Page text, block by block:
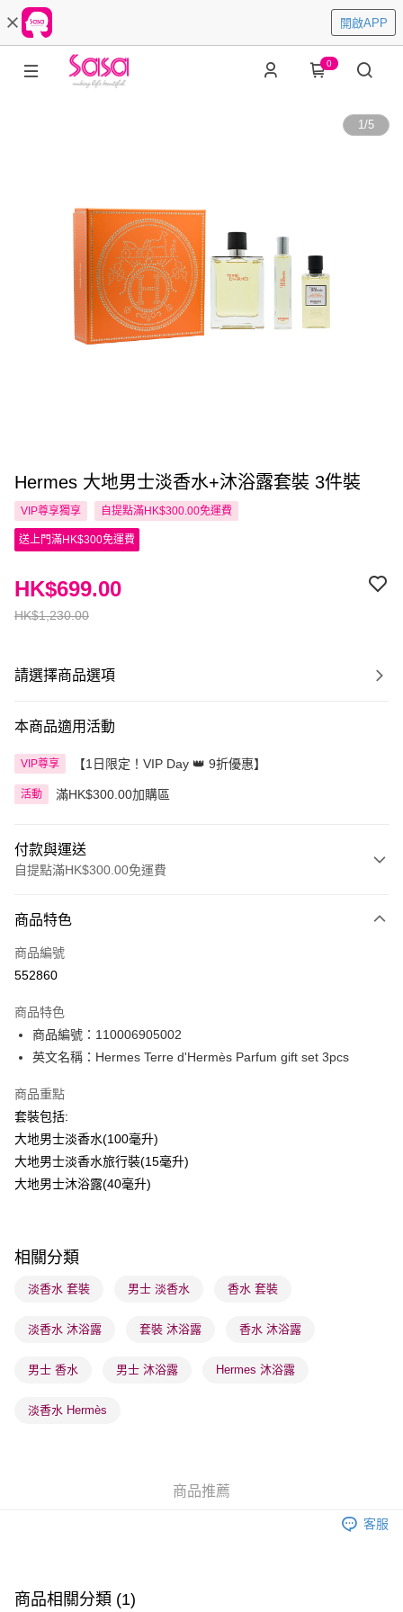
開啟APP
0
1/5
Hermes 大地男士淡香水+沐浴露套裝 3件裝
VIP尊享獨享 自提點滿HK$300.00免運費
送上門滿HK$300免運費
HK$1,230.00
HK$699.00
請選擇商品選項
本商品適用活動
VIP尊享 【1日限定！VIP Day 👑 9折優惠】
活動 滿HK$300.00加購區
付款與運送
自提點滿HK$300.00免運費
信用卡
Apple Pay
PayMe
WeChat Pay
BoC Pay
送貨方式
順豐自助櫃 - 確認發貨後1-3個工作天送達
每筆HK$65.00，滿HK$300.00或以上免運費
每筆HK$65.00，滿HK$300.00或以上免運費
確認發貨後1-3 工作天送達，訂單將隨機分配至SF順豐速運或京東
每筆HK$65.00，滿HK$300.00或以上免運費
(香港門市) 只顯示可選門市。確認發貨後2-5個工作天到店，3天內
每筆HK$20.00，滿HK$100.00或以上免運費
每筆HK$20.00，滿HK$100.00或以上免運費
商品特色
商品編號
552860
商品特色
商品編號：110006905002
英文名稱：Hermes Terre d'Hermès Parfum gift set 3pcs
商品重點
套裝包括:
大地男士淡香水(100毫升)
大地男士淡香水旅行裝(15毫升)
大地男士沐浴露(40毫升)
相關分類
淡香水 套裝 男士 淡香水 香水 套裝
淡香水 沐浴露 套裝 沐浴露 香水 沐浴露
男士 香水 男士 沐浴露 Hermes 沐浴露
淡香水 Hermès
商品推薦
客服
商品相關分類 (1)